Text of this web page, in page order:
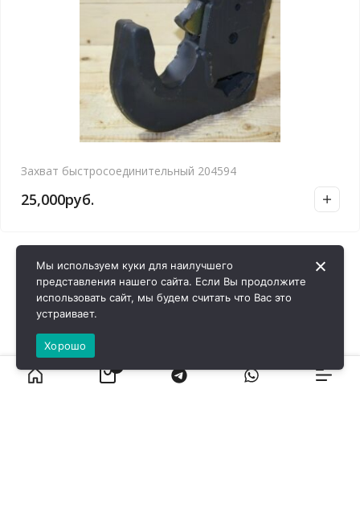
Захват быстросоединительный 204594
25,000руб.
Мы используем куки для наилучшего
представления нашего сайта. Если Вы продолжите
использовать сайт, мы будем считать что Вас это
устраивает.
Хорошо